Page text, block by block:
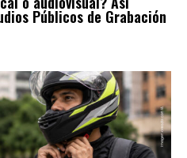
Públicos de Grabación